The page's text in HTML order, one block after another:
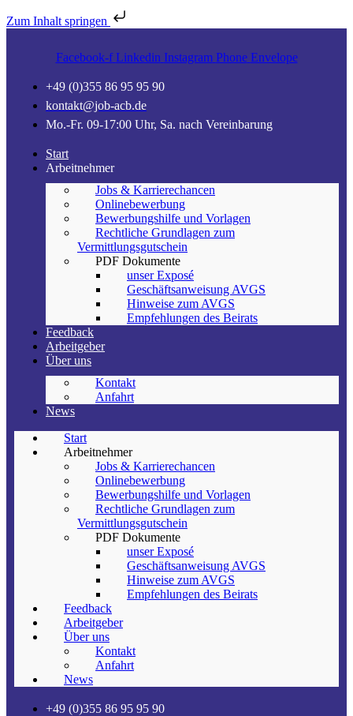
Zum Inhalt springen
Facebook-f Linkedin Instagram Phone Envelope
+49 (0)355 86 95 95 90
kontakt@job-acb.de
Mo.-Fr. 09-17:00 Uhr, Sa. nach Vereinbarung
Start
Arbeitnehmer
Jobs & Karrierechancen
Onlinebewerbung
Bewerbungshilfe und Vorlagen
Rechtliche Grundlagen zum
Vermittlungsgutschein
PDF Dokumente
unser Exposé
Geschäftsanweisung AVGS
Hinweise zum AVGS
Empfehlungen des Beirats
Feedback
Arbeitgeber
Über uns
Kontakt
Anfahrt
News
Start
Arbeitnehmer
Jobs & Karrierechancen
Onlinebewerbung
Bewerbungshilfe und Vorlagen
Rechtliche Grundlagen zum
Vermittlungsgutschein
PDF Dokumente
unser Exposé
Geschäftsanweisung AVGS
Hinweise zum AVGS
Empfehlungen des Beirats
Feedback
Arbeitgeber
Über uns
Kontakt
Anfahrt
News
+49 (0)355 86 95 95 90